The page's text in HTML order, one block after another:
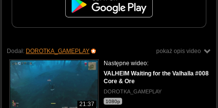
pokaż opis video
Dodał: DOROTKA_GAMEPLAY
21:37
Następne wideo:
VALHEIM Waiting for the Valhalla #008
Core & Ore
DOROTKA_GAMEPLAY
1080p